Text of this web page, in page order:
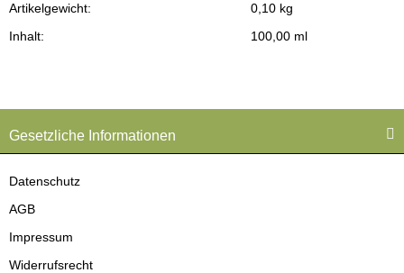
Artikelgewicht:
0,10 kg
Inhalt:
100,00 ml
Gesetzliche Informationen
Datenschutz
AGB
Impressum
Widerrufsrecht